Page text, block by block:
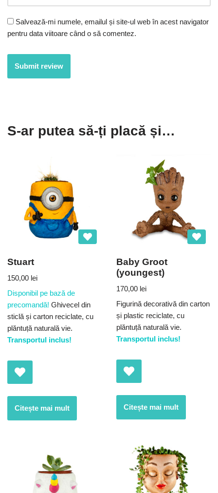
Salvează-mi numele, emailul și site-ul web în acest navigator
pentru data viitoare când o să comentez.
S-ar putea să-ți placă și…
Stuart
150,00 lei
Disponibil pe bază de
precomandă! Ghivecel din
sticlă și carton reciclate, cu
plăntuță naturală vie.
Transportul inclus!
Citește mai mult
Baby Groot
(youngest)
170,00 lei
Figurină decorativă din carton
și plastic reciclate, cu
plăntuță naturală vie.
Transportul inclus!
Citește mai mult